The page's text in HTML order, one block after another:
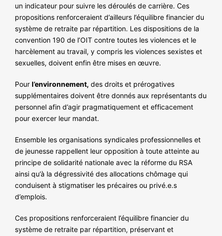
un indicateur pour suivre les déroulés de carrière. Ces
propositions renforceraient d’ailleurs l’équilibre financier du
système de retraite par répartition. Les dispositions de la
convention 190 de l’OIT contre toutes les violences et le
harcèlement au travail, y compris les violences sexistes et
sexuelles, doivent enfin être mises en œuvre.
Pour l’environnement, des droits et prérogatives
supplémentaires doivent être donnés aux représentants du
personnel afin d’agir pragmatiquement et efficacement
pour exercer leur mandat.
Ensemble les organisations syndicales professionnelles et
de jeunesse rappellent leur opposition à toute atteinte au
principe de solidarité nationale avec la réforme du RSA
ainsi qu’à la dégressivité des allocations chômage qui
conduisent à stigmatiser les précaires ou privé.e.s
d’emplois.
Ces propositions renforceraient l’équilibre financier du
système de retraite par répartition, préservant et